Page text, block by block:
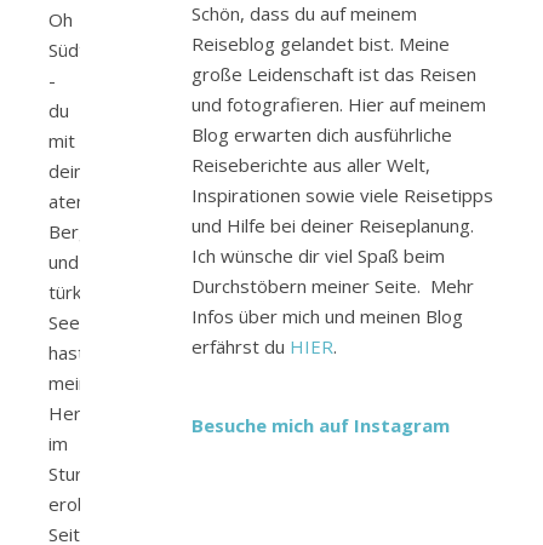
Oh
Südtirol
-
du
mit
deinen
atemberaubenden
Bergpanoramen
und
türkisen
Seen
hast
mein
Herz
im
Sturm
erobert.
Seitdem
Schön, dass du auf meinem
Reiseblog gelandet bist. Meine
große Leidenschaft ist das Reisen
und fotografieren. Hier auf meinem
Blog erwarten dich ausführliche
Reiseberichte aus aller Welt,
Inspirationen sowie viele Reisetipps
und Hilfe bei deiner Reiseplanung.
Ich wünsche dir viel Spaß beim
Durchstöbern meiner Seite. Mehr
Infos über mich und meinen Blog
erfährst du HIER.
Besuche mich auf Instagram